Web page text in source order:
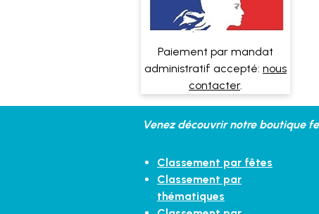
Paiement par mandat
administratif accepté: nous
contacter.
Venez découvrir notre boutique
Classement par fêtes
Classement par
thématiques